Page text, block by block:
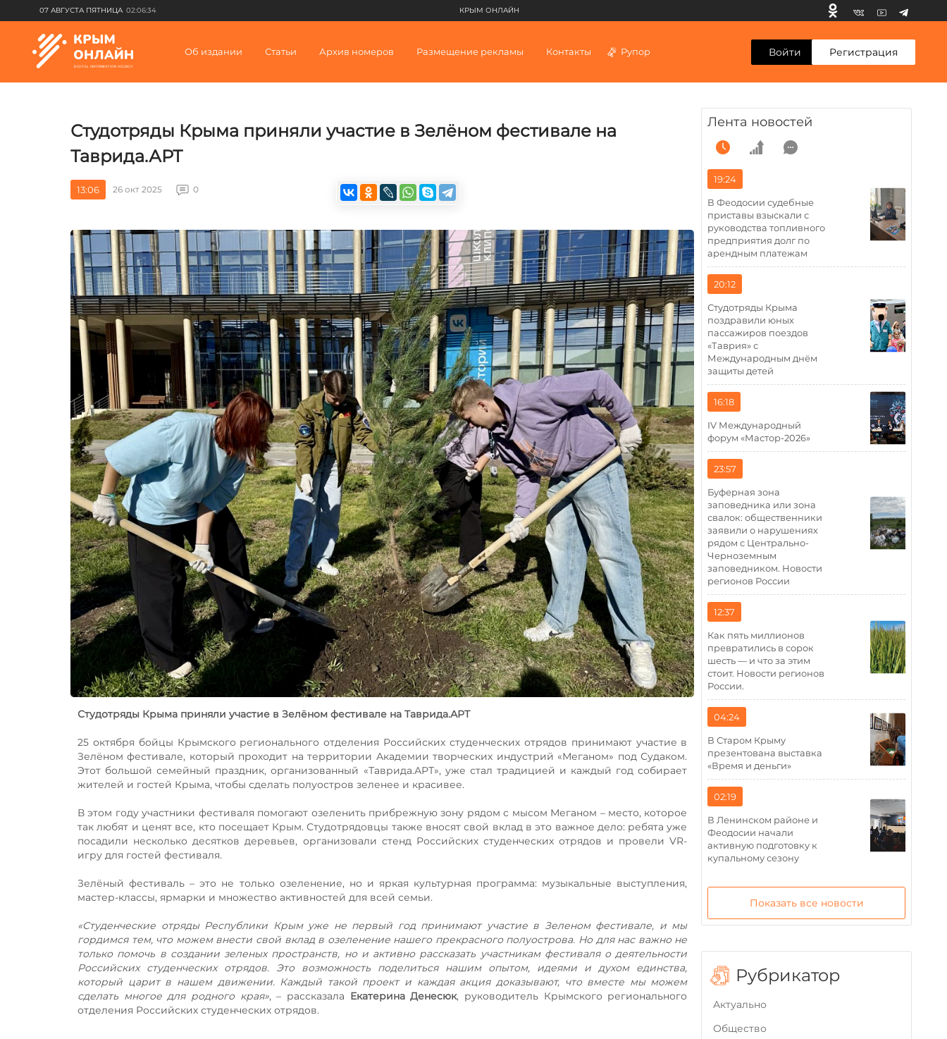
07 АВГУСТА ПЯТНИЦА 02:06:34 КРЫМ ОНЛАЙН
Об издании Статьи Архив номеров Размещение рекламы Контакты Рупор Войти Регистрация
Студотряды Крыма приняли участие в Зелёном фестивале на
Таврида.АРТ
13:06 26 окт 2025 0
Студотряды Крыма приняли участие в Зелёном фестивале на Таврида.АРТ
25 октября бойцы Крымского регионального отделения Российских студенческих отрядов принимают участие в
Зелёном фестивале, который проходит на территории Академии творческих индустрий «Меганом» под Судаком.
Этот большой семейный праздник, организованный «Таврида.АРТ», уже стал традицией и каждый год собирает
жителей и гостей Крыма, чтобы сделать полуостров зеленее и красивее.
В этом году участники фестиваля помогают озеленить прибрежную зону рядом с мысом Меганом – место, которое
так любят и ценят все, кто посещает Крым. Студотрядовцы также вносят свой вклад в это важное дело: ребята уже
посадили несколько десятков деревьев, организовали стенд Российских студенческих отрядов и провели VR-
игру для гостей фестиваля.
Зелёный фестиваль – это не только озеленение, но и яркая культурная программа: музыкальные выступления,
мастер-классы, ярмарки и множество активностей для всей семьи.
«Студенческие отряды Республики Крым уже не первый год принимают участие в Зеленом фестивале, и мы
гордимся тем, что можем внести свой вклад в озеленение нашего прекрасного полуострова. Но для нас важно не
только помочь в создании зеленых пространств, но и активно рассказать участникам фестиваля о деятельности
Российских студенческих отрядов. Это возможность поделиться нашим опытом, идеями и духом единства,
который царит в нашем движении. Каждый такой проект и каждая акция доказывают, что вместе мы можем
сделать многое для родного края», – рассказала Екатерина Денесюк, руководитель Крымского регионального
отделения Российских студенческих отрядов.
Лента новостей
19:24
В Феодосии судебные
приставы взыскали с
руководства топливного
предприятия долг по
арендным платежам
20:12
Студотряды Крыма
поздравили юных
пассажиров поездов
«Таврия» с
Международным днём
защиты детей
16:18
IV Международный
форум «Мастор-2026»
23:57
Буферная зона
заповедника или зона
свалок: общественники
заявили о нарушениях
рядом с Центрально-
Черноземным
заповедником. Новости
регионов России
12:37
Как пять миллионов
превратились в сорок
шесть — и что за этим
стоит. Новости регионов
России.
04:24
В Старом Крыму
презентована выставка
«Время и деньги»
02:19
В Ленинском районе и
Феодосии начали
активную подготовку к
купальному сезону
Показать все новости
Рубрикатор
Актуально
Общество